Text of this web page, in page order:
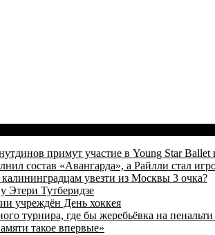
примут участие в Young Star
состав «Авангарда», а Райлли стал
увезти из Москвы 3 очка?
Этери Тутберидзе
учреждён День хоккея
турнира, где бы жеребьёвка на пенальти
такое впервые»